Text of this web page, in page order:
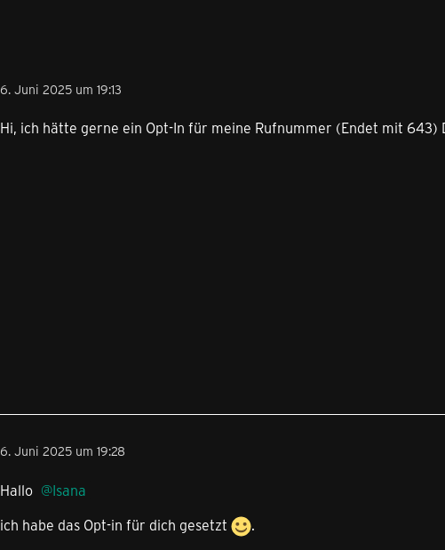
6. Juni 2025 um 19:13
Hi, ich hätte gerne ein Opt-In für meine Rufnummer (Endet mit 643)
6. Juni 2025 um 19:28
Hallo
Isana
ich habe das Opt-in für dich gesetzt
.